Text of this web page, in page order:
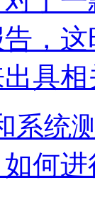
，
具